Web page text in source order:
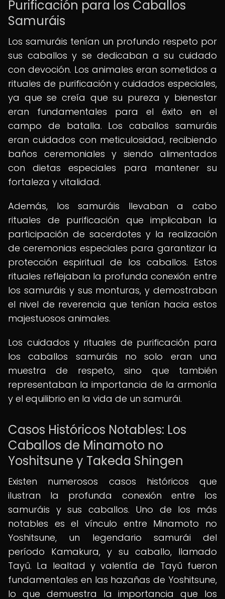
Purificación para los Caballos
Samuráis
Los samuráis tenían un profundo respeto por
sus caballos y se dedicaban a su cuidado
con devoción. Los animales eran sometidos a
rituales de purificación y cuidados especiales,
ya que se creía que su pureza y bienestar
eran fundamentales para el éxito en el
campo de batalla. Los caballos samuráis
eran cuidados con meticulosidad, recibiendo
baños ceremoniales y siendo alimentados
con dietas especiales para mantener su
fortaleza y vitalidad.
Además, los samuráis llevaban a cabo
rituales de purificación que implicaban la
participación de sacerdotes y la realización
de ceremonias especiales para garantizar la
protección espiritual de los caballos. Estos
rituales reflejaban la profunda conexión entre
los samuráis y sus monturas, y demostraban
el nivel de reverencia que tenían hacia estos
majestuosos animales.
Los cuidados y rituales de purificación para
los caballos samuráis no solo eran una
muestra de respeto, sino que también
representaban la importancia de la armonía
y el equilibrio en la vida de un samurái.
Casos Históricos Notables: Los
Caballos de Minamoto no
Yoshitsune y Takeda Shingen
Existen numerosos casos históricos que
ilustran la profunda conexión entre los
samuráis y sus caballos. Uno de los más
notables es el vínculo entre Minamoto no
Yoshitsune, un legendario samurái del
período Kamakura, y su caballo, llamado
Tayû. La lealtad y valentía de Tayû fueron
fundamentales en las hazañas de Yoshitsune,
lo que demuestra la importancia que los